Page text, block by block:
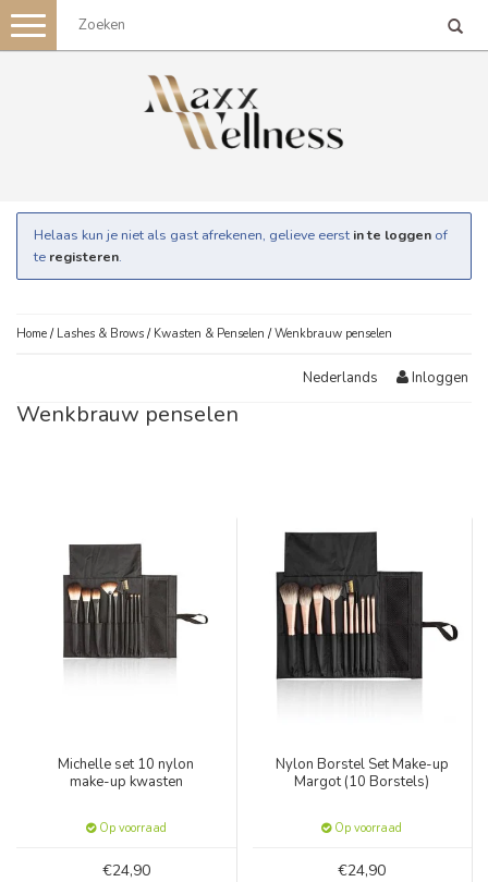
Toggle
navigation
Helaas kun je niet als gast afrekenen, gelieve eerst in te loggen of
te registeren.
Home / Lashes & Brows / Kwasten & Penselen /Wenkbrauw penselen
Nederlands Inloggen
Wenkbrauw penselen
Michelle set 10 nylon
make-up kwasten
Op voorraad
€24,90
Nylon Borstel Set Make-up
Margot (10 Borstels)
Op voorraad
€24,90